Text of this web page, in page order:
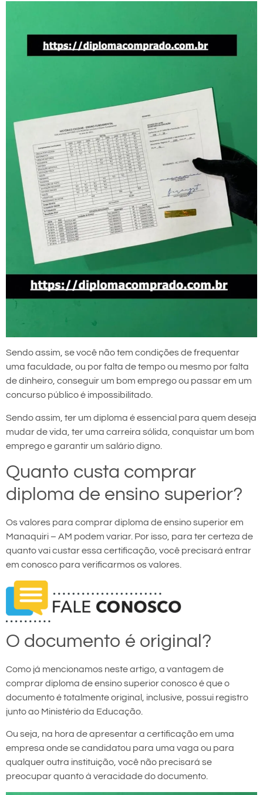
Sendo assim, se você não tem condições de frequentar
uma faculdade, ou por falta de tempo ou mesmo por falta
de dinheiro, conseguir um bom emprego ou passar em um
concurso público é impossibilitado.
Sendo assim, ter um diploma é essencial para quem deseja
mudar de vida, ter uma carreira sólida, conquistar um bom
emprego e garantir um salário digno.
Quanto custa comprar
diploma de ensino superior?
Os valores para comprar diploma de ensino superior em
Manaquiri – AM podem variar. Por isso, para ter certeza de
quanto vai custar essa certificação, você precisará entrar
em conosco para verificarmos os valores.
O documento é original?
Como já mencionamos neste artigo, a vantagem de
comprar diploma de ensino superior conosco é que o
documento é totalmente original, inclusive, possui registro
junto ao Ministério da Educação.
Ou seja, na hora de apresentar a certificação em uma
empresa onde se candidatou para uma vaga ou para
qualquer outra instituição, você não precisará se
preocupar quanto à veracidade do documento.